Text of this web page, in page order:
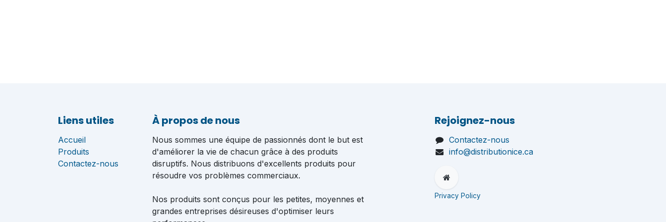
Liens utiles
Accueil
Produits
Contactez-nous
À propos de nous
Nous sommes une équipe de passionnés dont le but est
d'améliorer la vie de chacun grâce à des produits
disruptifs. Nous distribuons d'excellents produits pour
résoudre vos problèmes commerciaux.
Nos produits sont conçus pour les petites, moyennes et
grandes entreprises désireuses d'optimiser leurs
Rejoignez-nous
Contactez-nous
info@distributionice.ca
Privacy Policy